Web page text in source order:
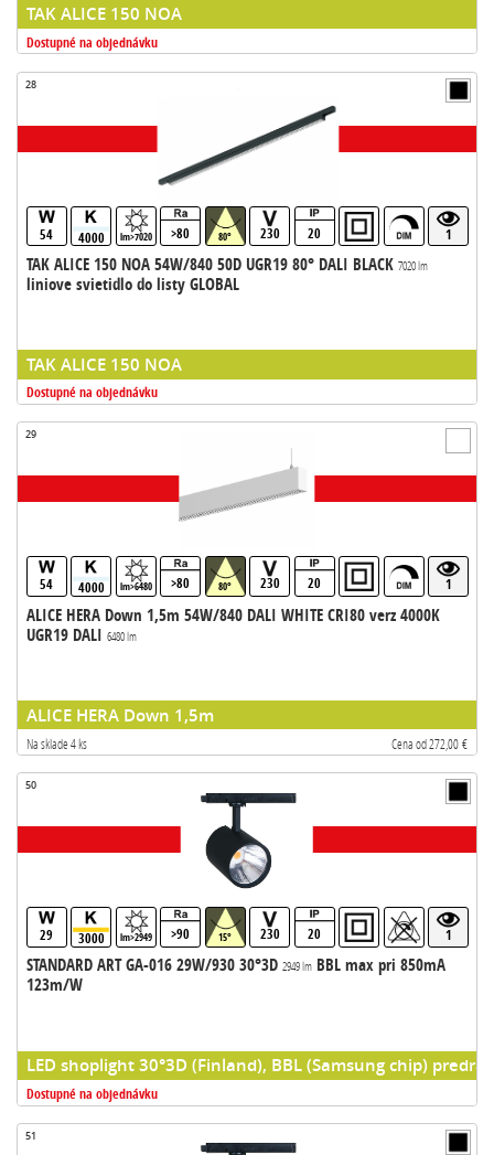
TAK ALICE 150 NOA
Dostupné na objednávku
28
54 4000 lm>7020 >80 80° 230 20 1
TAK ALICE 150 NOA 54W/840 50D UGR19 80° DALI BLACK 7020 lm
liniove svietidlo do listy GLOBAL
TAK ALICE 150 NOA
Dostupné na objednávku
29
54 4000 lm>6480 >80 80° 230 20 1
ALICE HERA Down 1,5m 54W/840 DALI WHITE CRI80 verz 4000K
UGR19 DALI 6480 lm
ALICE HERA Down 1,5m
Na sklade 4 ks Cena od 272,00 €
50
29 3000 lm>2949 >90 15° 230 20 1
STANDARD ART GA-016 29W/930 30°3D 2949 lmBBL max pri 850mA
123m/W
LED shoplight 30°3D (Finland), BBL (Samsung chip)
Dostupné na objednávku
51